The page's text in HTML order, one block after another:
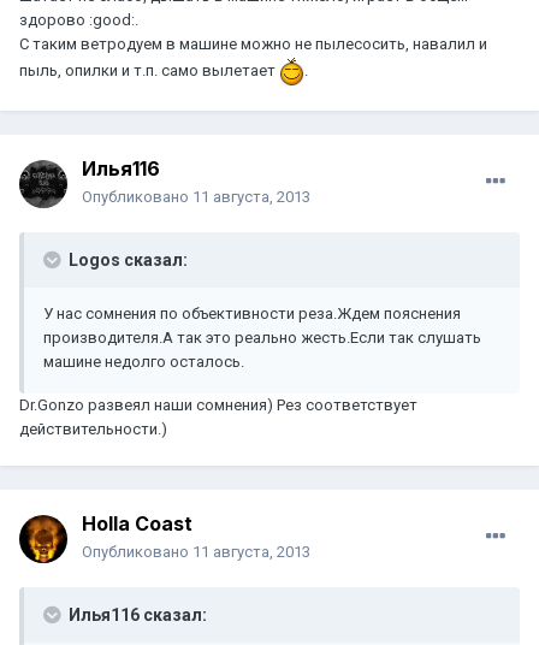
здорово :good:.
С таким ветродуем в машине можно не пылесосить, навалил и
пыль, опилки и т.п. само вылетает
.
Илья116
Опубликовано 11 августа, 2013
Logos сказал:
У нас сомнения по объективности реза.Ждем пояснения
производителя.А так это реально жесть.Если так слушать
машине недолго осталось.
Dr.Gonzo развеял наши сомнения) Рез соответствует
действительности.)
Holla Coast
Опубликовано 11 августа, 2013
Илья116 сказал: